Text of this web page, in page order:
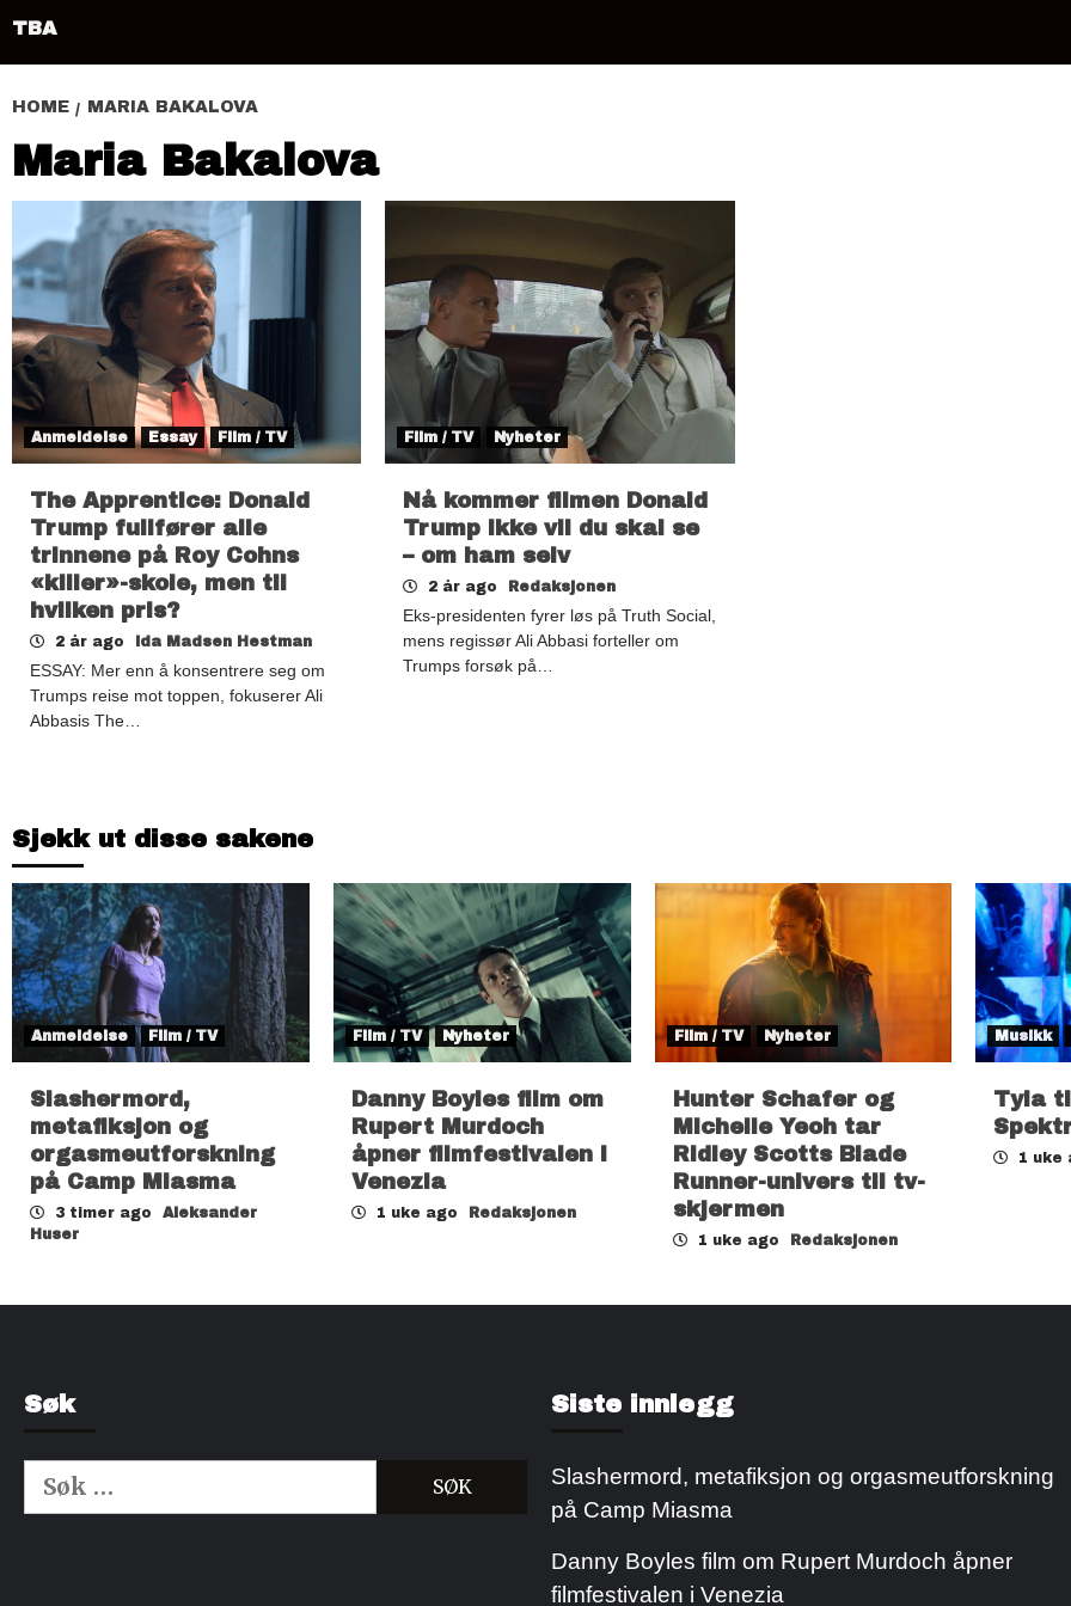
TBA
HOME MARIA BAKALOVA
Maria Bakalova
Anmeldelse Essay Film / TV
The Apprentice: Donald
Trump fullfører alle
trinnene på Roy Cohns
«killer»-skole, men til
hvilken pris?
2 år ago Ida Madsen Hestman
ESSAY: Mer enn å konsentrere seg om
Trumps reise mot toppen, fokuserer Ali
Abbasis The…
Film / TV Nyheter
Nå kommer filmen Donald
Trump ikke vil du skal se
– om ham selv
2 år ago Redaksjonen
Eks-presidenten fyrer løs på Truth Social,
mens regissør Ali Abbasi forteller om
Trumps forsøk på…
Sjekk ut disse sakene
Anmeldelse Film / TV
Slashermord,
metafiksjon og
orgasmeutforskning
på Camp Miasma
3 timer ago
Aleksander
Huser
Film / TV Nyheter
Danny Boyles film om
Rupert Murdoch
åpner filmfestivalen i
Venezia
1 uke ago Redaksjonen
Film / TV Nyheter
Hunter Schafer og
Michelle Yeoh tar
Ridley Scotts Blade
Runner-univers til tv-
skjermen
1 uke ago Redaksjonen
Musikk
Tyla
1 uke
Søk
Søk
etter:
Siste innlegg
Slashermord, metafiksjon og orgasmeutforskning
på Camp Miasma
Danny Boyles film om Rupert Murdoch åpner
filmfestivalen i Venezia